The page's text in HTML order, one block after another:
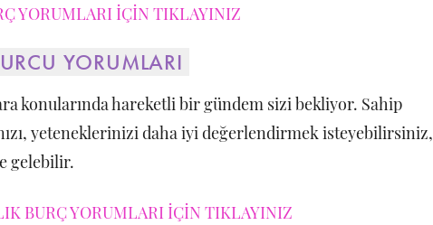
YORUMLARI İÇİN TIKLAYINIZ
YORUMLARI
konularında hareketli bir gündem sizi bekliyor. Sahip
yeteneklerinizi daha iyi değerlendirmek isteyebilirsiniz,
gelebilir.
BURÇ YORUMLARI İÇİN TIKLAYINIZ